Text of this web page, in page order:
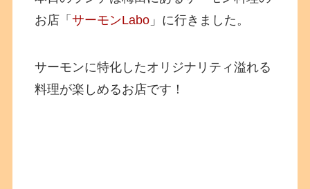
お店「サーモンLabo 」に行きました。
サーモンに特化したオリジナリティ溢れる
料理が楽しめるお店です！